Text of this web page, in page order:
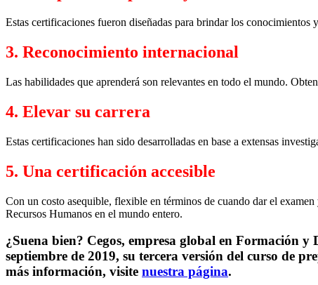
Estas certificaciones fueron diseñadas para brindar los
3. Reconocimiento internacional
Las habilidades que aprenderá son relevantes en todo el mundo.
4. Elevar su carrera
Estas certificaciones han sido desarrolladas en base a extensas
5. Una certificación accesible
Con un costo asequible, flexible en términos de cuando dar el
Recursos Humanos en el mundo entero.
¿Suena bien? Cegos, empresa global en Formación
septiembre de 2019, su tercera versión del curso de
más información, visite nuestra página.